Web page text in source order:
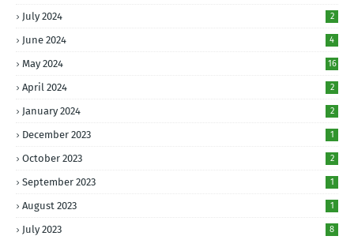
July 2024 2
June 2024 4
May 2024 16
April 2024 2
January 2024 2
December 2023 1
October 2023 2
September 2023 1
August 2023 1
July 2023 8